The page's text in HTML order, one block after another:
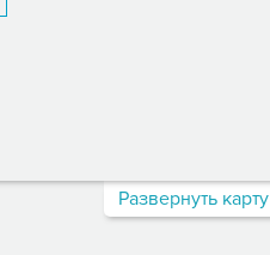
Развернуть карту